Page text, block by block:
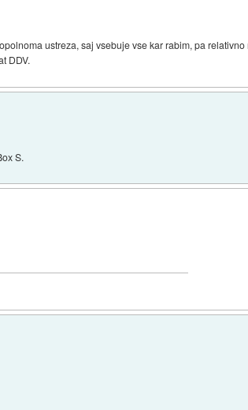
ustreza, saj vsebuje vse kar rabim, pa
DDV.
S.